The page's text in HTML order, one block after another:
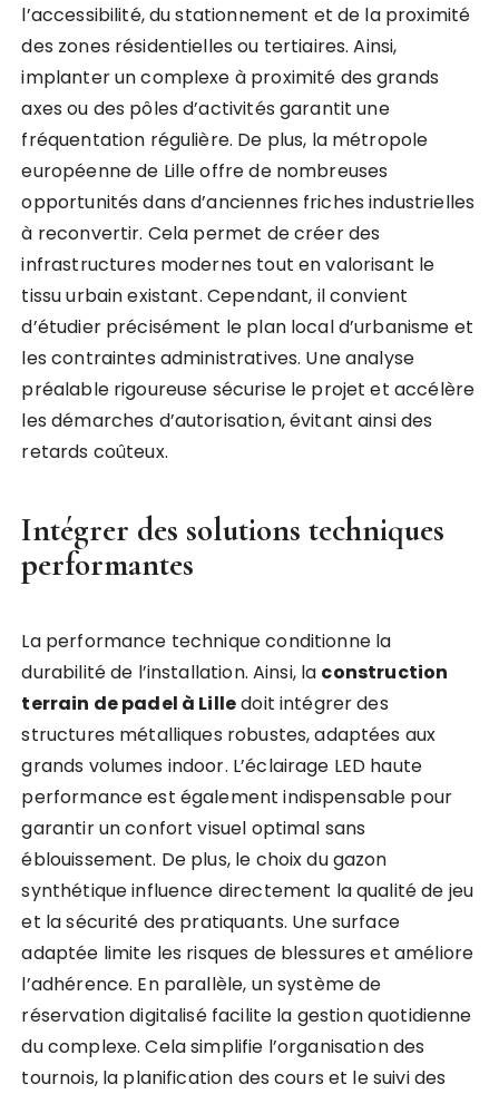
l’accessibilité, du stationnement et de la proximité
des zones résidentielles ou tertiaires. Ainsi,
implanter un complexe à proximité des grands
axes ou des pôles d’activités garantit une
fréquentation régulière. De plus, la métropole
européenne de Lille offre de nombreuses
opportunités dans d’anciennes friches industrielles
à reconvertir. Cela permet de créer des
infrastructures modernes tout en valorisant le
tissu urbain existant. Cependant, il convient
d’étudier précisément le plan local d’urbanisme et
les contraintes administratives. Une analyse
préalable rigoureuse sécurise le projet et accélère
les démarches d’autorisation, évitant ainsi des
retards coûteux.
Intégrer des solutions techniques
performantes
La performance technique conditionne la
durabilité de l’installation. Ainsi, la construction
terrain de padel à Lilledoit intégrer des
structures métalliques robustes, adaptées aux
grands volumes indoor. L’éclairage LED haute
performance est également indispensable pour
garantir un confort visuel optimal sans
éblouissement. De plus, le choix du gazon
synthétique influence directement la qualité de jeu
et la sécurité des pratiquants. Une surface
adaptée limite les risques de blessures et améliore
l’adhérence. En parallèle, un système de
réservation digitalisé facilite la gestion quotidienne
du complexe. Cela simplifie l’organisation des
tournois, la planification des cours et le suivi des